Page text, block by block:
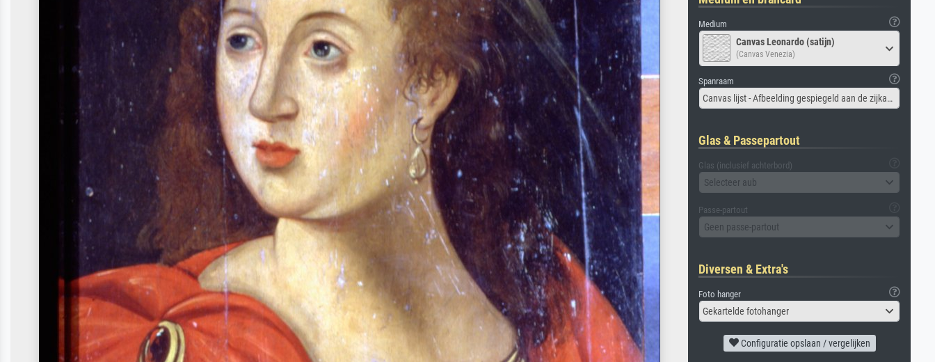
Medium
Canvas Leonardo (satijn)
(Canvas Venezia)
Spanraam
Canvas lijst - Afbeelding gespiegeld aan de zijkant
Glas & Passepartout
Glas (inclusief achterbord)
Selecteer aub
Passe-partout
Geen passe-partout
Diversen & Extra's
Foto hanger
Gekartelde fotohanger
Configuratie opslaan / vergelijken